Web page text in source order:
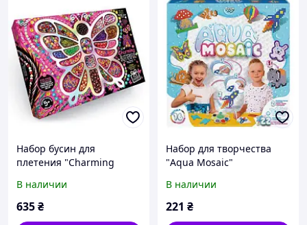
Набор бусин для
плетения "Charming
В наличии
635₴
Набор для творчества
"Aqua Mosaic"
В наличии
221 ₴